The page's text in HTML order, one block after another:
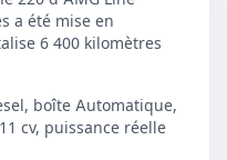
a été mise en
6 400 kilomètres
boîte Automatique,
cv, puissance réelle